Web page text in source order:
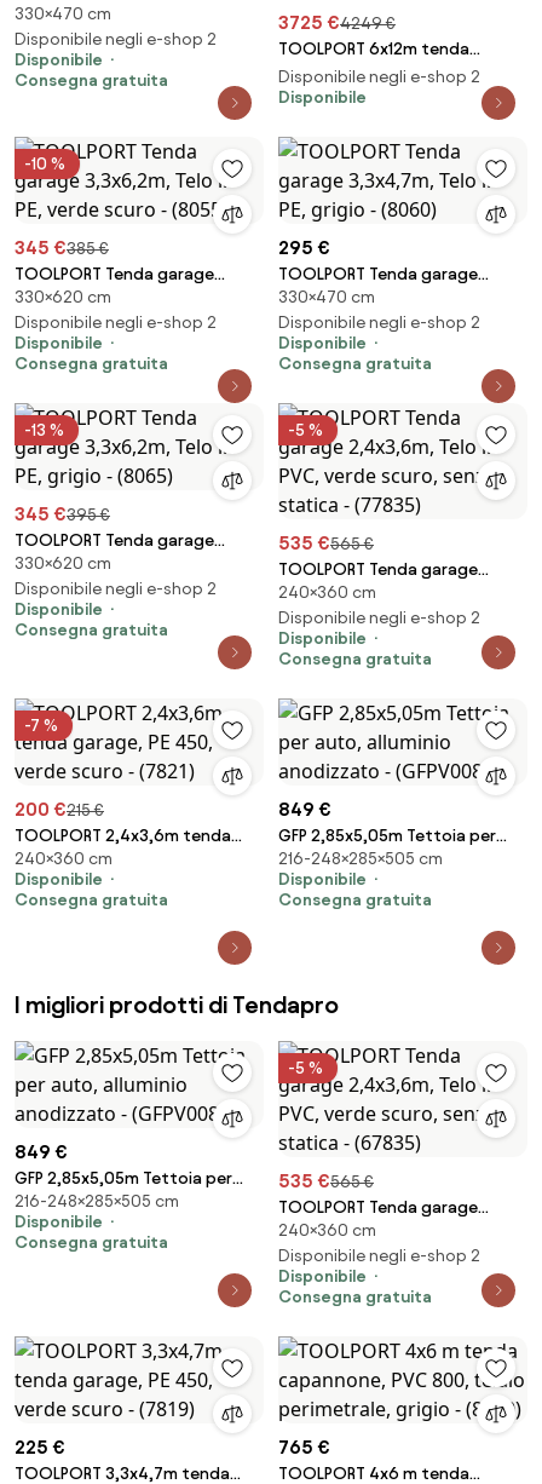
3,3x4,7m, Telo in PE, verde
scuro - (8050)
330×470 cm
Disponibile negli e-shop 2
Disponibile
Consegna gratuita
3725 €4249 €
TOOLPORT 6x12m tenda
garage 2,6m, PRIMEtex 2300,
verde scuro, con statica
(sottofondo in cemento) -
(99434)
Disponibile negli e-shop 2
Disponibile
-10 %
345 €385 €
TOOLPORT Tenda garage
3,3x6,2m, Telo in PE, verde
scuro - (8055)
330×620 cm
Disponibile negli e-shop 2
Disponibile
Consegna gratuita
295 €
TOOLPORT Tenda garage
3,3x4,7m, Telo in PE, grigio -
(8060)
330×470 cm
Disponibile negli e-shop 2
Disponibile
Consegna gratuita
-13 %
345 €395 €
TOOLPORT Tenda garage
3,3x6,2m, Telo in PE, grigio -
(8065)
330×620 cm
Disponibile negli e-shop 2
Disponibile
Consegna gratuita
-5 %
535 €565 €
TOOLPORT Tenda garage
2,4x3,6m, Telo in PVC, verde
scuro, senza statica - (77835)
240×360 cm
Disponibile negli e-shop 2
Disponibile
Consegna gratuita
-7 %
200 €215 €
TOOLPORT 2,4x3,6m tenda
garage, PE 450, verde scuro -
(7821)
240×360 cm
Disponibile
Consegna gratuita
849 €
GFP 2,85x5,05m Tettoia per
auto, alluminio anodizzato -
(GFPV00803)
216-248×285×505 cm
Disponibile
Consegna gratuita
I migliori prodotti di Tendapro
849 €
GFP 2,85x5,05m Tettoia per
auto, alluminio anodizzato -
(GFPV00803)
216-248×285×505 cm
Disponibile
Consegna gratuita
-5 %
535 €565 €
TOOLPORT Tenda garage
2,4x3,6m, Telo in PVC, verde
scuro, senza statica - (67835)
240×360 cm
Disponibile negli e-shop 2
Disponibile
Consegna gratuita
225 €
TOOLPORT 3,3x4,7m tenda
765 €
TOOLPORT 4x6 m tenda